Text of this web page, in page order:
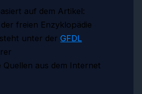
auf dem Artikel:
freien Enzyklopädie
unter derGFDL
Quellen aus dem Internet